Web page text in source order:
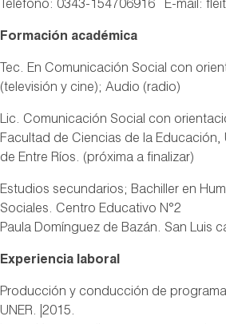
Teléfono: 0343-154706916 E-mail:
Formación académica
Tec. En Comunicación Social con
(televisión y cine); Audio (radio)
Lic. Comunicación Social con
Facultad de Ciencias de la Educación,
de Entre Ríos. (próxima a finalizar)
Estudios secundarios; Bachiller en
Sociales. Centro Educativo N°2
Paula Domínguez de Bazán. San Luis
Experiencia laboral
Producción y conducción de
UNER. |2015.